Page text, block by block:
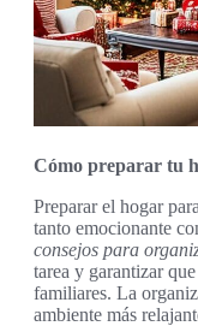
Cómo preparar tu
Preparar el hogar
tanto emocionante
consejos para
tarea y garantizar
familiares. La
ambiente más